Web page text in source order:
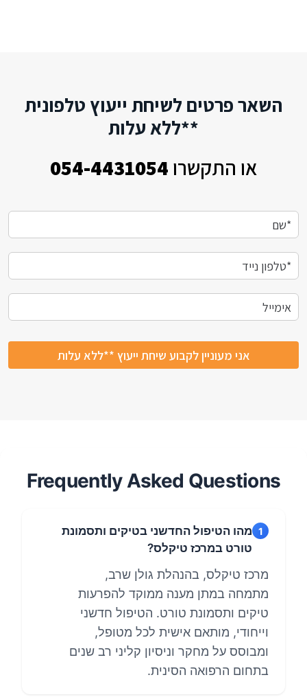
השאר פרטים לשיחת ייעוץ טלפונית
**ללא עלות
או התקשרו 054-4431054
Frequently Asked Questions
1 מהו הטיפול החדשני בטיקים ותסמונת
טורט במרכז טיקלס?
מרכז טיקלס, בהנהלת גולן שרב,
מתמחה במתן מענה ממוקד להפרעות
טיקים ותסמונת טורט. הטיפול חדשני
וייחודי, מותאם אישית לכל מטופל,
ומבוסס על מחקר וניסיון קליני רב שנים
בתחום הרפואה הסינית.